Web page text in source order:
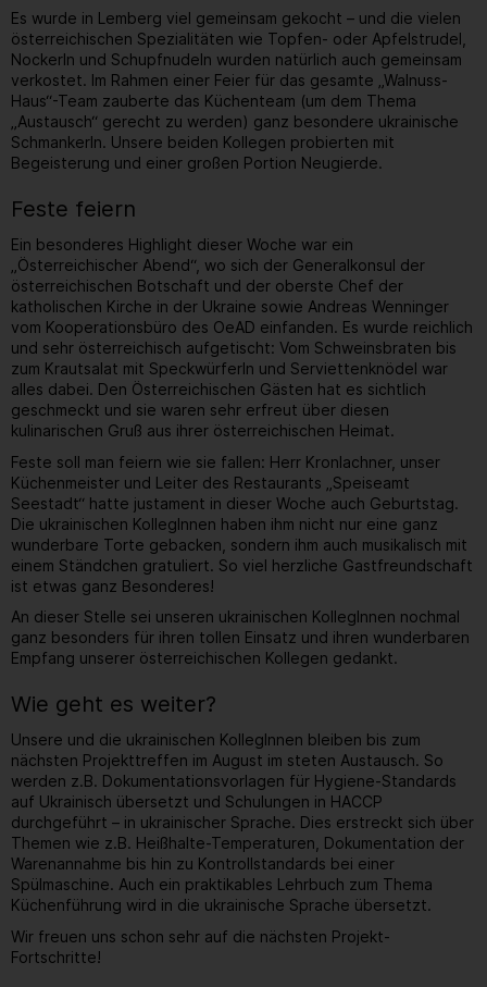
Es wurde in Lemberg viel gemeinsam gekocht – und die vielen
österreichischen Spezialitäten wie Topfen- oder Apfelstrudel,
Nockerln und Schupfnudeln wurden natürlich auch gemeinsam
verkostet. Im Rahmen einer Feier für das gesamte „Walnuss-
Haus“-Team zauberte das Küchenteam (um dem Thema
„Austausch“ gerecht zu werden) ganz besondere ukrainische
Schmankerln. Unsere beiden Kollegen probierten mit
Begeisterung und einer großen Portion Neugierde.
Feste feiern
Ein besonderes Highlight dieser Woche war ein
„Österreichischer Abend“, wo sich der Generalkonsul der
österreichischen Botschaft und der oberste Chef der
katholischen Kirche in der Ukraine sowie Andreas Wenninger
vom Kooperationsbüro des OeAD einfanden. Es wurde reichlich
und sehr österreichisch aufgetischt: Vom Schweinsbraten bis
zum Krautsalat mit Speckwürferln und Serviettenknödel war
alles dabei. Den Österreichischen Gästen hat es sichtlich
geschmeckt und sie waren sehr erfreut über diesen
kulinarischen Gruß aus ihrer österreichischen Heimat.
Feste soll man feiern wie sie fallen: Herr Kronlachner, unser
Küchenmeister und Leiter des Restaurants „Speiseamt
Seestadt“ hatte justament in dieser Woche auch Geburtstag.
Die ukrainischen KollegInnen haben ihm nicht nur eine ganz
wunderbare Torte gebacken, sondern ihm auch musikalisch mit
einem Ständchen gratuliert. So viel herzliche Gastfreundschaft
ist etwas ganz Besonderes!
An dieser Stelle sei unseren ukrainischen KollegInnen nochmal
ganz besonders für ihren tollen Einsatz und ihren wunderbaren
Empfang unserer österreichischen Kollegen gedankt.
Wie geht es weiter?
Unsere und die ukrainischen KollegInnen bleiben bis zum
nächsten Projekttreffen im August im steten Austausch. So
werden z.B. Dokumentationsvorlagen für Hygiene-Standards
auf Ukrainisch übersetzt und Schulungen in HACCP
durchgeführt – in ukrainischer Sprache. Dies erstreckt sich über
Themen wie z.B. Heißhalte-Temperaturen, Dokumentation der
Warenannahme bis hin zu Kontrollstandards bei einer
Spülmaschine. Auch ein praktikables Lehrbuch zum Thema
Küchenführung wird in die ukrainische Sprache übersetzt.
Wir freuen uns schon sehr auf die nächsten Projekt-
Fortschritte!